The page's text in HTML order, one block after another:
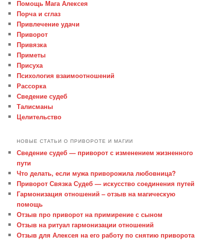
Помощь Мага Алексея
Порча и сглаз
Привлечение удачи
Приворот
Привязка
Приметы
Присуха
Психология взаимоотношений
Рассорка
Сведение судеб
Талисманы
Целительство
НОВЫЕ СТАТЬИ О ПРИВОРОТЕ И МАГИИ
Сведение судеб — приворот с изменением жизненного
пути
Что делать, если мужа приворожила любовница?
Приворот Связка Судеб — искусство соединения путей
Гармонизация отношений – отзыв на магическую
помощь
Отзыв про приворот на примирение с сыном
Отзыв на ритуал гармонизации отношений
Отзыв для Алексея на его работу по снятию приворота